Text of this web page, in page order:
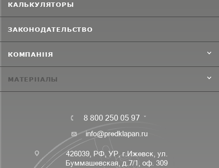
КАЛЬКУЛЯТОРЫ
ЗАКОНОДАТЕЛЬСТВО
КОМПАНИЯ
МАТЕРИАЛЫ
8 800 250 05 97
info@predklapan.ru
426039, РФ, УР, г.Ижевск, ул.
Буммашевская, д.7/1, оф. 309